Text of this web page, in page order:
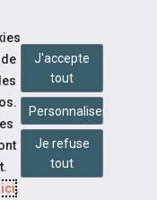
: CAP
!
.
J'accepte
tout
Personnaliser
Je refuse
tout